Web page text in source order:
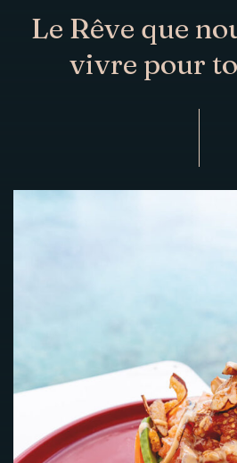
Le Rêve que
vivre pour